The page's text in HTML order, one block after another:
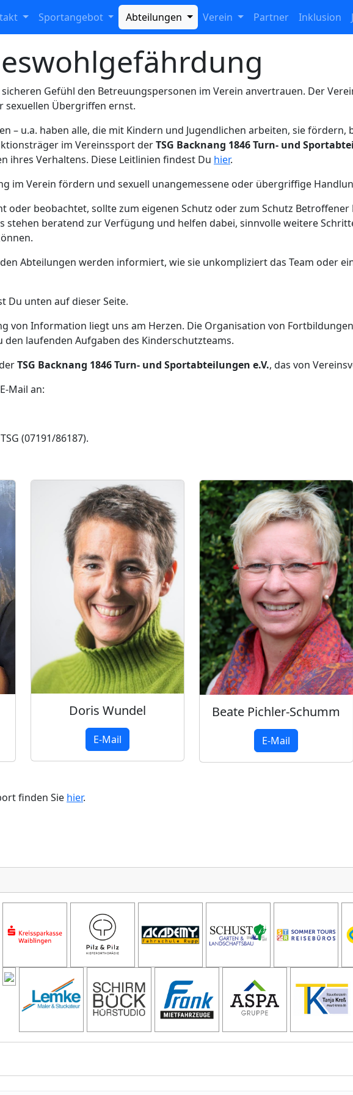
Sportangebot Abteilungen Verein Partner Inklusion
Gefühl den Betreuungspersonen im Verein anvertrauen. Der
sexuellen Übergriffen ernst.
– u.a. haben alle, die mit Kindern und Jugendlichen arbeiten, sie
im Vereinssport derTSG Backnang 1846 Turn- und
ihres Verhaltens. Diese Leitlinien findest Du hier.
im Verein fördern und sexuell unangemessene oder übergriffige
oder beobachtet, sollte zum eigenen Schutz oder zum Schutz
stehen beratend zur Verfügung und helfen dabei, sinnvolle weitere
Abteilungen werden informiert, wie sie unkompliziert das Team oder
Du unten auf dieser Seite.
von Information liegt uns am Herzen. Die Organisation von
laufenden Aufgaben des Kinderschutzteams.
TSG Backnang 1846 Turn- und Sportabteilungen e.V., das von
Mail an:
(07191/86187).
Doris Wundel
E-Mail
Beate Pichler-Schumm
E-Mail
finden Sie hier.